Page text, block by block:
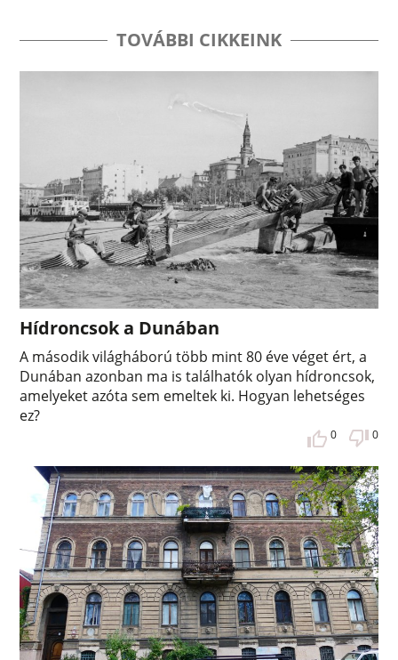
TOVÁBBI CIKKEINK
Hídroncsok a Dunában
A második világháború több mint 80 éve véget ért, a
Dunában azonban ma is találhatók olyan hídroncsok,
amelyeket azóta sem emeltek ki. Hogyan lehetséges
ez?
0 0